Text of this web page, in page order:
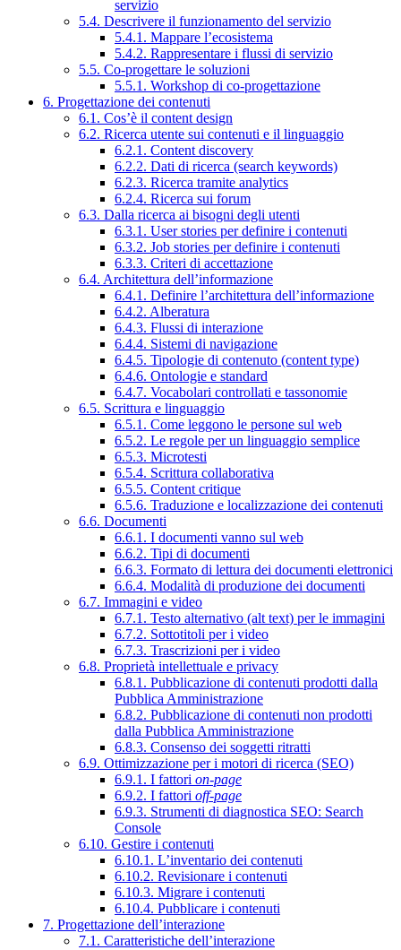
servizio
5.4. Descrivere il funzionamento del servizio
5.4.1. Mappare l’ecosistema
5.4.2. Rappresentare i flussi di servizio
5.5. Co-progettare le soluzioni
5.5.1. Workshop di co-progettazione
6. Progettazione dei contenuti
6.1. Cos’è il content design
6.2. Ricerca utente sui contenuti e il linguaggio
6.2.1. Content discovery
6.2.2. Dati di ricerca (search keywords)
6.2.3. Ricerca tramite analytics
6.2.4. Ricerca sui forum
6.3. Dalla ricerca ai bisogni degli utenti
6.3.1. User stories per definire i contenuti
6.3.2. Job stories per definire i contenuti
6.3.3. Criteri di accettazione
6.4. Architettura dell’informazione
6.4.1. Definire l’architettura dell’informazione
6.4.2. Alberatura
6.4.3. Flussi di interazione
6.4.4. Sistemi di navigazione
6.4.5. Tipologie di contenuto (content type)
6.4.6. Ontologie e standard
6.4.7. Vocabolari controllati e tassonomie
6.5. Scrittura e linguaggio
6.5.1. Come leggono le persone sul web
6.5.2. Le regole per un linguaggio semplice
6.5.3. Microtesti
6.5.4. Scrittura collaborativa
6.5.5. Content critique
6.5.6. Traduzione e localizzazione dei contenuti
6.6. Documenti
6.6.1. I documenti vanno sul web
6.6.2. Tipi di documenti
6.6.3. Formato di lettura dei documenti elettronici
6.6.4. Modalità di produzione dei documenti
6.7. Immagini e video
6.7.1. Testo alternativo (alt text) per le immagini
6.7.2. Sottotitoli per i video
6.7.3. Trascrizioni per i video
6.8. Proprietà intellettuale e privacy
6.8.1. Pubblicazione di contenuti prodotti dalla
Pubblica Amministrazione
6.8.2. Pubblicazione di contenuti non prodotti
dalla Pubblica Amministrazione
6.8.3. Consenso dei soggetti ritratti
6.9. Ottimizzazione per i motori di ricerca (SEO)
6.9.1. I fattori on-page
6.9.2. I fattori off-page
6.9.3. Strumenti di diagnostica SEO: Search
Console
6.10. Gestire i contenuti
6.10.1. L’inventario dei contenuti
6.10.2. Revisionare i contenuti
6.10.3. Migrare i contenuti
6.10.4. Pubblicare i contenuti
7. Progettazione dell’interazione
7.1. Caratteristiche dell’interazione